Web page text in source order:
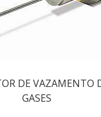
DE VAZAMENTO
GASES